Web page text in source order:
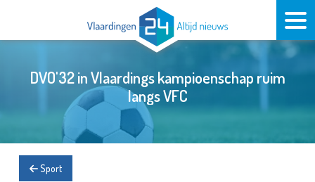
DVO'32 in Vlaardings kampioenschap ruim
langs VFC
Sport